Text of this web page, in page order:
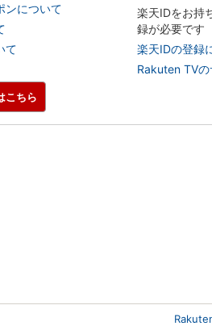
ンについて
て
楽天IDをお持
録が必要です
楽天IDの登録
Rakuten TV
こちら